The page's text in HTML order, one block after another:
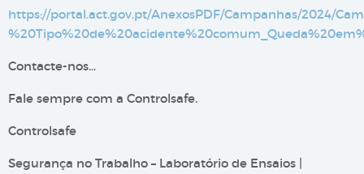
https://portal.act.gov.pt/AnexosPDF/Campanhas/2024/
Contacte-nos…
Fale sempre com a Controlsafe.
Controlsafe
Segurança no Trabalho – Laboratório de Ensaios |